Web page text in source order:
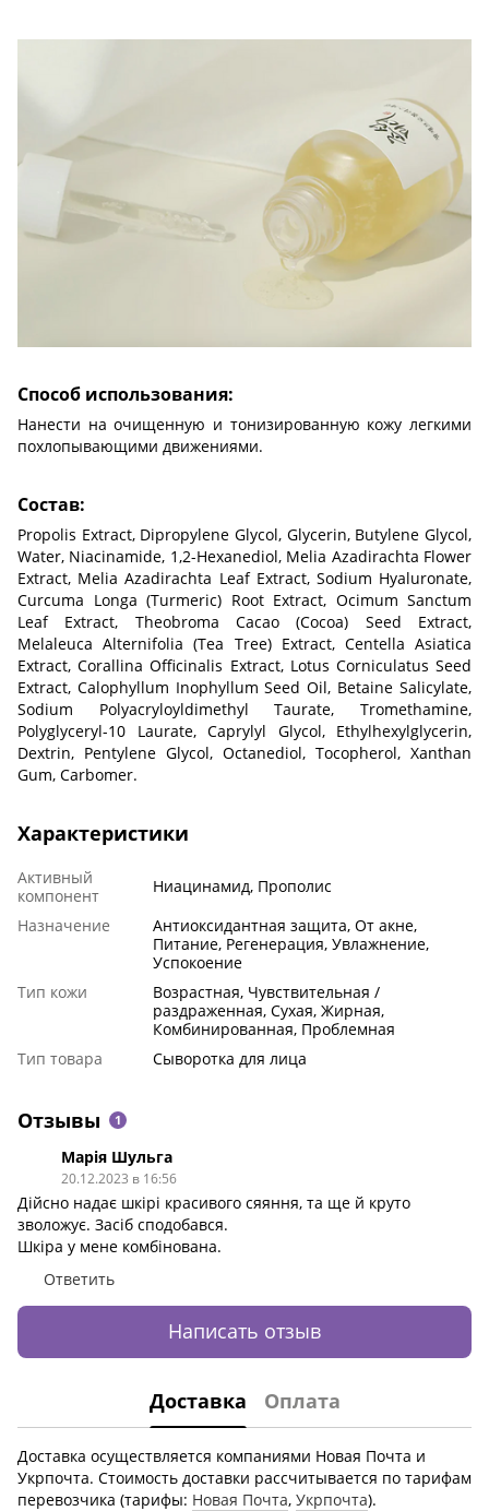
Способ использования:
Нанести на очищенную и тонизированную кожу легкими
похлопывающими движениями.
Состав:
Propolis Extract, Dipropylene Glycol, Glycerin, Butylene Glycol,
Water, Niacinamide, 1,2-Hexanediol, Melia Azadirachta Flower
Extract, Melia Azadirachta Leaf Extract, Sodium Hyaluronate,
Curcuma Longa (Turmeric) Root Extract, Ocimum Sanctum
Leaf Extract, Theobroma Cacao (Cocoa) Seed Extract,
Melaleuca Alternifolia (Tea Tree) Extract, Centella Asiatica
Extract, Corallina Officinalis Extract, Lotus Corniculatus Seed
Extract, Calophyllum Inophyllum Seed Oil, Betaine Salicylate,
Sodium Polyacryloyldimethyl Taurate, Tromethamine,
Polyglyceryl-10 Laurate, Caprylyl Glycol, Ethylhexylglycerin,
Dextrin, Pentylene Glycol, Octanediol, Tocopherol, Xanthan
Gum, Carbomer.
Характеристики
Активный
компонент
Ниацинамид, Прополис
Назначение
Антиоксидантная защита, От акне,
Питание, Регенерация, Увлажнение,
Успокоение
Тип кожи
Возрастная, Чувствительная /
раздраженная, Сухая, Жирная,
Комбинированная, Проблемная
Тип товара
Сыворотка для лица
Отзывы 1
Марія Шульга
20.12.2023 в 16:56
Дійсно надає шкірі красивого сяяння, та ще й круто
зволожує. Засіб сподобався.
Шкіра у мене комбінована.
Ответить
Написать отзыв
Доставка Оплата
Доставка осуществляется компаниями Новая Почта и
Укрпочта. Стоимость доставки рассчитывается по тарифам
перевозчика (тарифы: Новая Почта, Укрпочта).